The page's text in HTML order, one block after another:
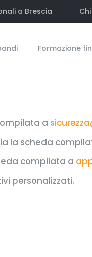
a Brescia
Formazione
a
la scheda
compilata a
personalizzati.